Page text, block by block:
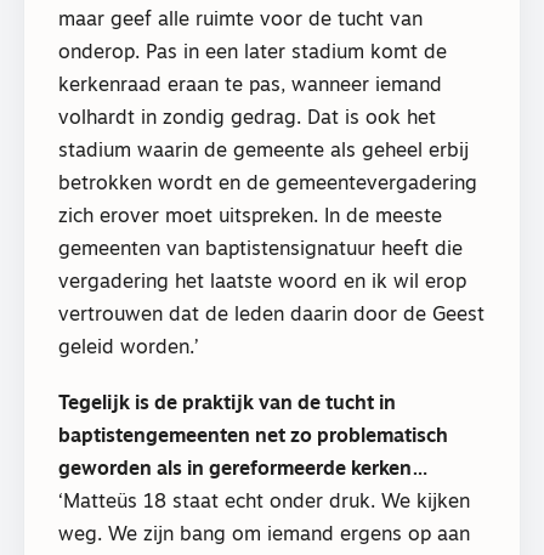
maar geef alle ruimte voor de tucht van
onderop. Pas in een later stadium komt de
kerkenraad eraan te pas, wanneer iemand
volhardt in zondig gedrag. Dat is ook het
stadium waarin de gemeente als geheel erbij
betrokken wordt en de gemeentevergadering
zich erover moet uitspreken. In de meeste
gemeenten van baptistensignatuur heeft die
vergadering het laatste woord en ik wil erop
vertrouwen dat de leden daarin door de Geest
geleid worden.’
Tegelijk is de praktijk van de tucht in
baptistengemeenten net zo problematisch
geworden als in gereformeerde kerken…
‘Matteüs 18 staat echt onder druk. We kijken
weg. We zijn bang om iemand ergens op aan